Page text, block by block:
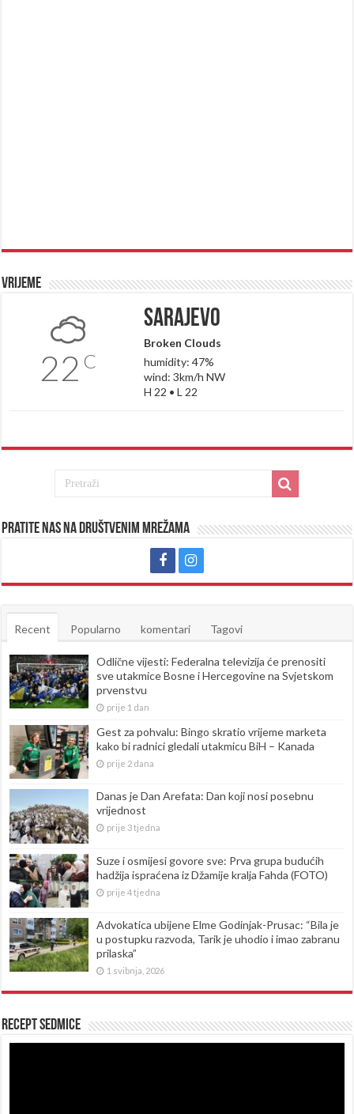
Vrijeme
22 C
Sarajevo
Broken Clouds
humidity: 47%
wind: 3km/h NW
H 22 • L 22
Pratite nas na društvenim mrežama
Recent Popularno komentari Tagovi
Odlične vijesti: Federalna televizija će prenositi
sve utakmice Bosne i Hercegovine na Svjetskom
prvenstvu
prije 1 dan
Gest za pohvalu: Bingo skratio vrijeme marketa
kako bi radnici gledali utakmicu BiH – Kanada
prije 2 dana
Danas je Dan Arefata: Dan koji nosi posebnu
vrijednost
prije 3 tjedna
Suze i osmijesi govore sve: Prva grupa budućih
hadžija ispraćena iz Džamije kralja Fahda (FOTO)
prije 4 tjedna
Advokatica ubijene Elme Godinjak-Prusac: “Bila je
u postupku razvoda, Tarik je uhodio i imao zabranu
prilaska”
1 svibnja, 2026
Recept sedmice